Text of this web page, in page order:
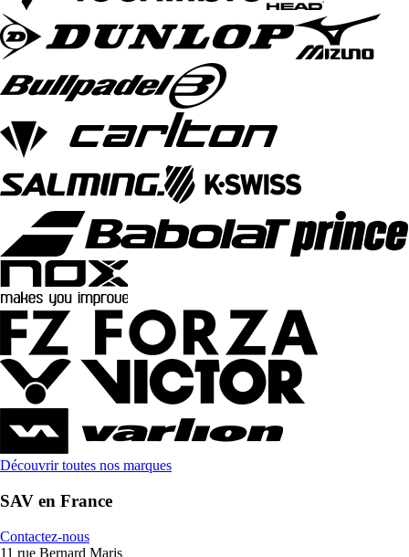
Découvrir toutes nos marques
SAV en France
Contactez-nous
11 rue Bernard Maris